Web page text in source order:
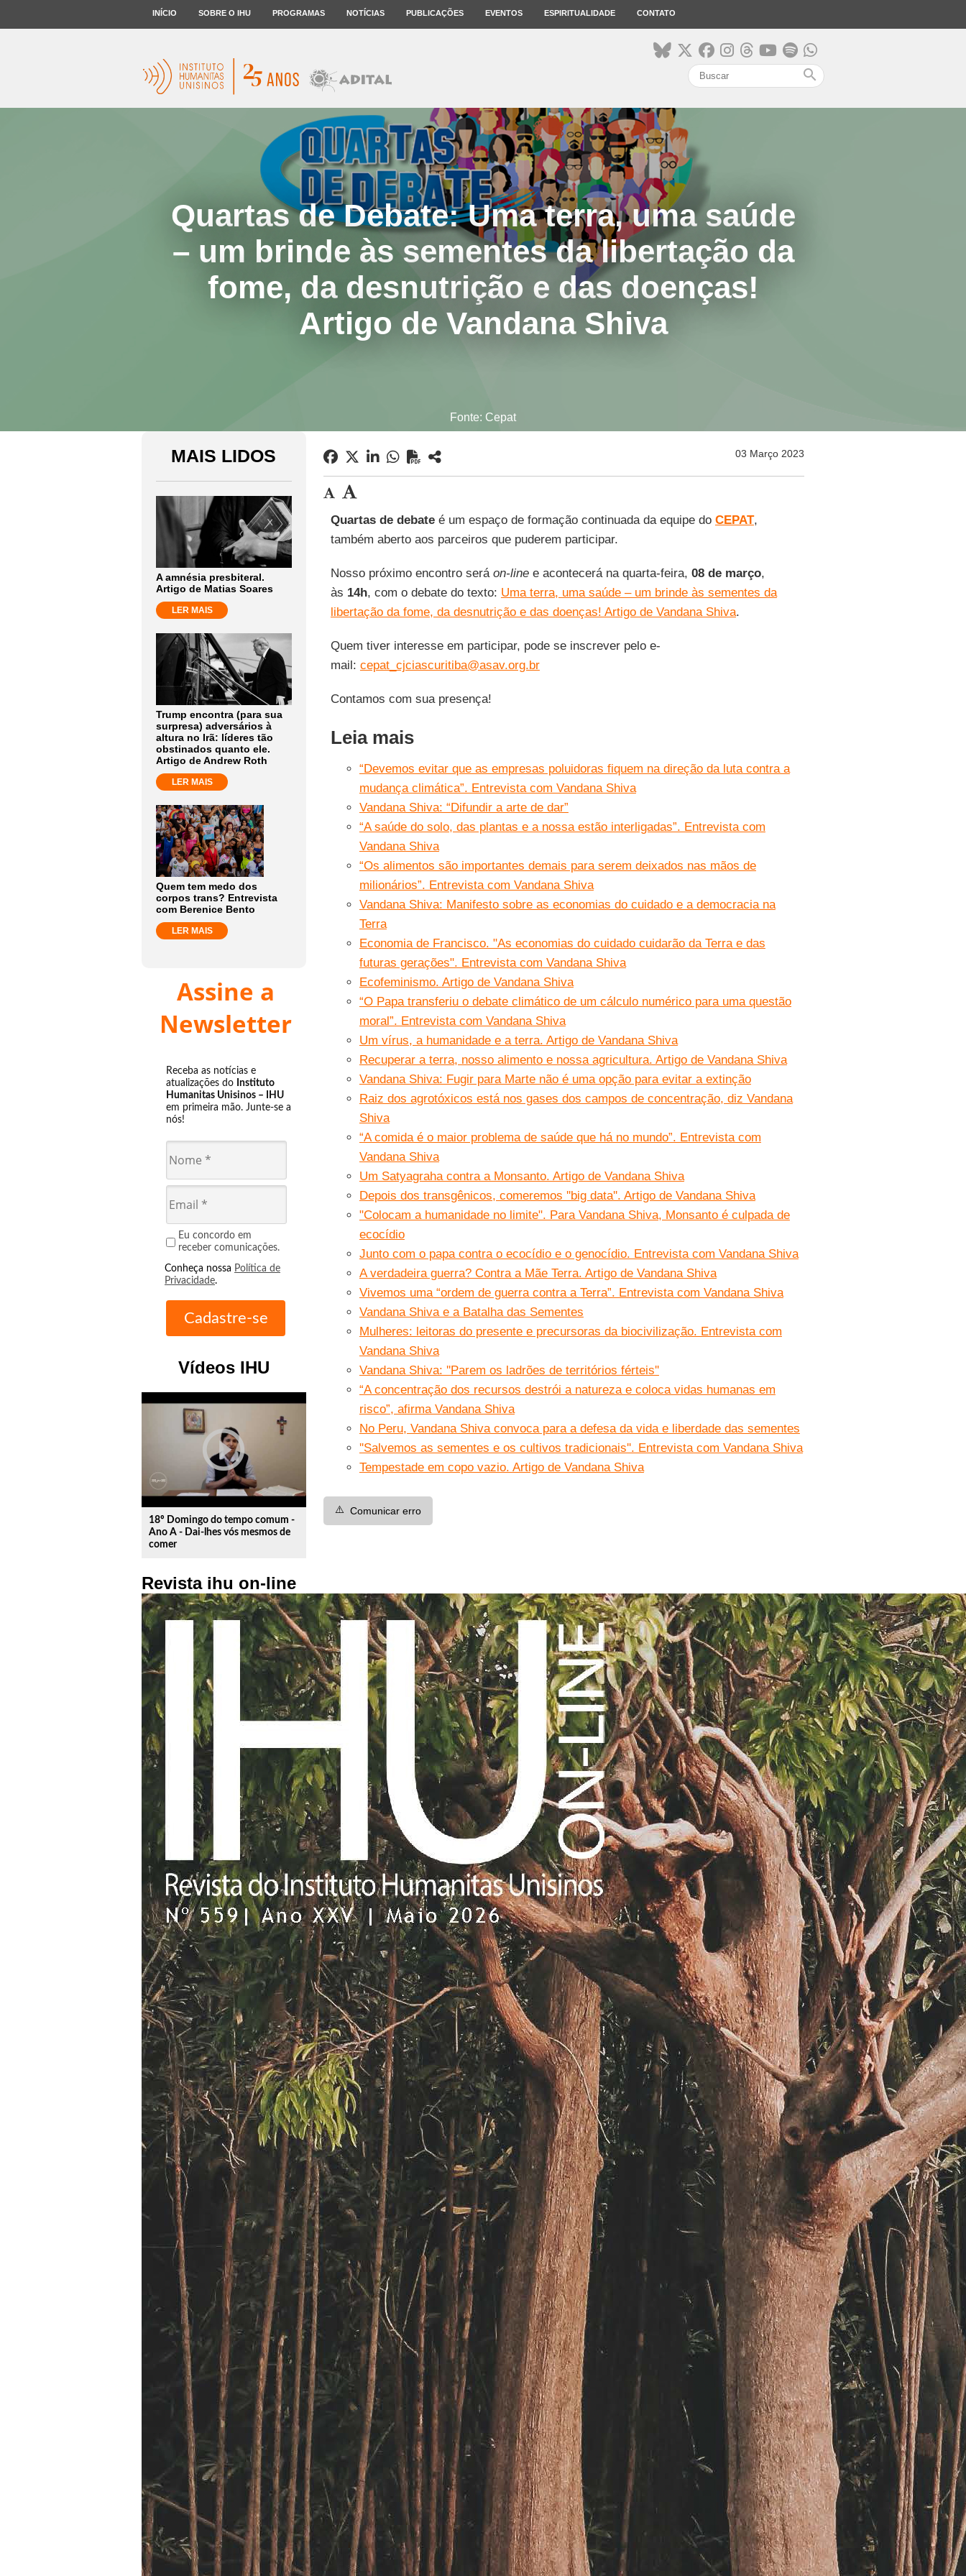
INÍCIO SOBRE O IHU PROGRAMAS NOTÍCIAS PUBLICAÇÕES EVENTOS ESPIRITUALIDADE CONTATO
search
Quartas de Debate: Uma terra, uma saúde
– um brinde às sementes da libertação da
fome, da desnutrição e das doenças!
Artigo de Vandana Shiva
Fonte: Cepat
MAIS LIDOS
A amnésia presbiteral.
Artigo de Matias Soares
LER MAIS
Trump encontra (para sua
surpresa) adversários à
altura no Irã: líderes tão
obstinados quanto ele.
Artigo de Andrew Roth
LER MAIS
Quem tem medo dos
corpos trans? Entrevista
com Berenice Bento
LER MAIS
Assine a
Newsletter
Receba as notícias e
atualizações do Instituto
Humanitas Unisinos – IHU
em primeira mão. Junte-se a
nós!
Eu concordo em
receber comunicações.
Conheça nossa Política de
Privacidade.
Vídeos IHU
play_circle_outline
18º Domingo do tempo comum -
Ano A - Dai-lhes vós mesmos de
comer
Revista ihu on-line
03 Março 2023
Quartas de debateé um espaço de formação continuada da equipe do CEPAT,
também aberto aos parceiros que puderem participar.
Nosso próximo encontro será on-linee acontecerá na quarta-feira, 08 de março,
às 14h, com o debate do texto: Uma terra, uma saúde – um brinde às sementes da
libertação da fome, da desnutrição e das doenças! Artigo de Vandana Shiva.
Quem tiver interesse em participar, pode se inscrever pelo e-
mail: cepat_cjciascuritiba@asav.org.br
Contamos com sua presença!
Leia mais
“Devemos evitar que as empresas poluidoras fiquem na direção da luta contra a
mudança climática”. Entrevista com Vandana Shiva
Vandana Shiva: “Difundir a arte de dar”
“A saúde do solo, das plantas e a nossa estão interligadas”. Entrevista com
Vandana Shiva
“Os alimentos são importantes demais para serem deixados nas mãos de
milionários”. Entrevista com Vandana Shiva
Vandana Shiva: Manifesto sobre as economias do cuidado e a democracia na
Terra
Economia de Francisco. "As economias do cuidado cuidarão da Terra e das
futuras gerações". Entrevista com Vandana Shiva
Ecofeminismo. Artigo de Vandana Shiva
“O Papa transferiu o debate climático de um cálculo numérico para uma questão
moral”. Entrevista com Vandana Shiva
Um vírus, a humanidade e a terra. Artigo de Vandana Shiva
Recuperar a terra, nosso alimento e nossa agricultura. Artigo de Vandana Shiva
Vandana Shiva: Fugir para Marte não é uma opção para evitar a extinção
Raiz dos agrotóxicos está nos gases dos campos de concentração, diz Vandana
Shiva
“A comida é o maior problema de saúde que há no mundo”. Entrevista com
Vandana Shiva
Um Satyagraha contra a Monsanto. Artigo de Vandana Shiva
Depois dos transgênicos, comeremos ''big data''. Artigo de Vandana Shiva
"Colocam a humanidade no limite". Para Vandana Shiva, Monsanto é culpada de
ecocídio
Junto com o papa contra o ecocídio e o genocídio. Entrevista com Vandana Shiva
A verdadeira guerra? Contra a Mãe Terra. Artigo de Vandana Shiva
Vivemos uma “ordem de guerra contra a Terra”. Entrevista com Vandana Shiva
Vandana Shiva e a Batalha das Sementes
Mulheres: leitoras do presente e precursoras da biocivilização. Entrevista com
Vandana Shiva
Vandana Shiva: ''Parem os ladrões de territórios férteis''
“A concentração dos recursos destrói a natureza e coloca vidas humanas em
risco”, afirma Vandana Shiva
No Peru, Vandana Shiva convoca para a defesa da vida e liberdade das sementes
''Salvemos as sementes e os cultivos tradicionais''. Entrevista com Vandana Shiva
Tempestade em copo vazio. Artigo de Vandana Shiva
⚠️ Comunicar erro